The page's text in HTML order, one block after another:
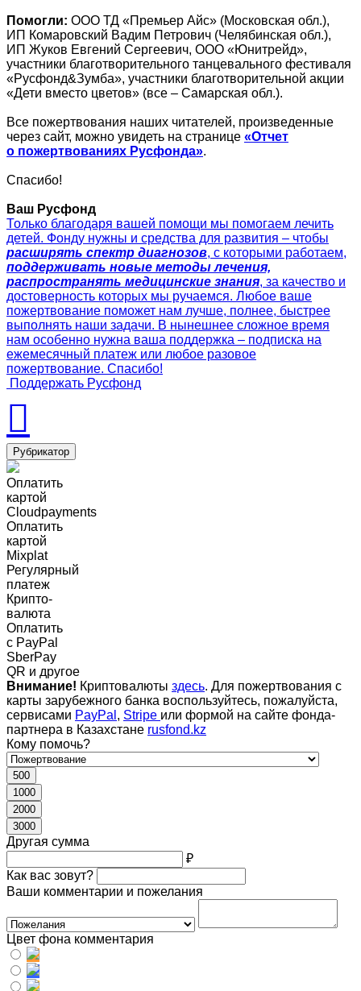
Помогли: ООО ТД «Премьер Айс» (Московская обл.),
ИП Комаровский Вадим Петрович (Челябинская обл.),
ИП Жуков Евгений Сергеевич, ООО «Юнитрейд»,
участники благотворительного танцевального фестиваля
«Русфонд&Зумба», участники благотворительной акции
«Дети вместо цветов» (все – Самарская обл.).
Все пожертвования наших читателей, произведенные
через сайт, можно увидеть на странице «Отчет
о пожертвованиях Русфонда».
Спасибо!
Ваш Русфонд
Только благодаря вашей помощи мы помогаем лечить
детей. Фонду нужны и средства для развития – чтобы
расширять спектр диагнозов, с которыми работаем,
поддерживать новые методы лечения,
распространять медицинские знания, за качество и
достоверность которых мы ручаемся. Любое ваше
пожертвование поможет нам лучше, полнее, быстрее
выполнять наши задачи. В нынешнее сложное время
нам особенно нужна ваша поддержка – подписка на
ежемесячный платеж или любое разовое
пожертвование. Спасибо!
Поддержать Русфонд
Рубрикатор
Оплатить
картой
Cloudpayments
Оплатить
картой
Mixplat
Регулярный
платеж
Крипто-
валюта
Оплатить
c PayPal
SberPay
QR и другое
Внимание! Криптовалюты здесь. Для пожертвования с
карты зарубежного банка воспользуйтесь, пожалуйста,
сервисами PayPal , Stripe или формой на сайте фонда-
партнера в Казахстане rusfond.kz
Кому помочь?
500
1000
2000
3000
Другая сумма
₽
Как вас зовут?
Ваши комментарии и пожелания
Цвет фона комментария